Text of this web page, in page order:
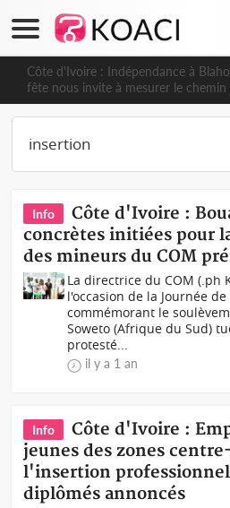
Côte d'Ivoire : Indépendance à
fête nous invite à mesurer le chemin
notre engagement collectif en faveur
Info
Côte d'Ivoire :
concrètes initiées pour
des mineurs du COM
La directrice du COM (.ph
l'occasion de la Journée
commémorant le
Soweto (Afrique du Sud)
protesté...
il y a 1 an
Info
Côte d'Ivoire :
jeunes des zones
l'insertion
diplômés annoncés